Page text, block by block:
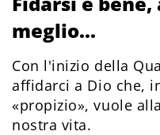
meglio...
Con l'inizio della
affidarci a Dio che,
«propizio», vuole
nostra vita.